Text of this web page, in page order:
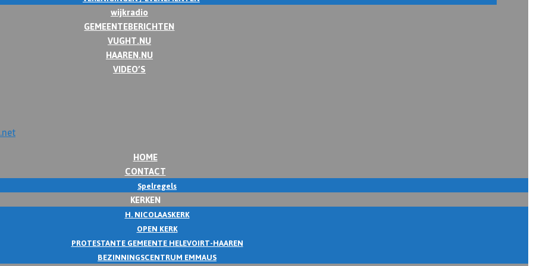
wijkradio
GEMEENTEBERICHTEN
VUGHT.NU
HAAREN.NU
VIDEO’S
HOME
CONTACT
Spelregels
KERKEN
H. NICOLAASKERK
OPEN KERK
PROTESTANTE GEMEENTE HELEVOIRT-HAAREN
BEZINNINGSCENTRUM EMMAUS